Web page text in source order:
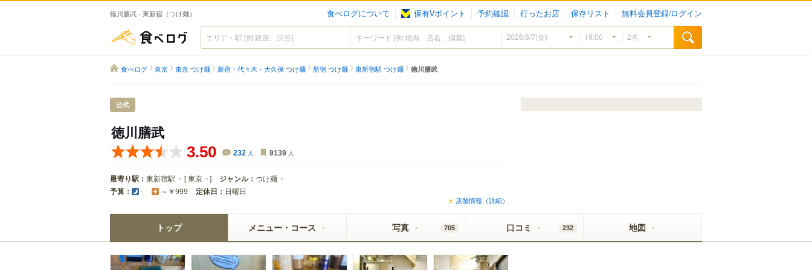
徳川膳武 - 東新宿（つけ麺） 食べログについて 保有Vポイント 予約確認 行ったお店 保存リスト 無料会員登録/ログイン
食べログ
食べログ 東京 東京 つけ麺 新宿・代々木・大久保 つけ麺 新宿 つけ麺 東新宿駅 つけ麺 徳川膳武
公式
徳川膳武
3.50 232 人 9139 人
最寄り駅： 東新宿駅 [東京 ] ジャンル： つけ麺
予算： - ～￥999 定休日： 日曜日
店舗情報（詳細）
トップ メニュー・コース 写真 705 口コミ 232 地図